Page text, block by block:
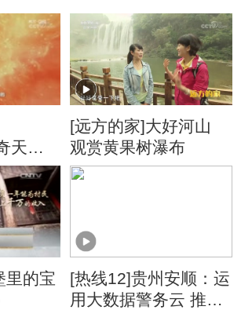
下·
[远方的家]大好河山
观赏黄果树瀑布
里的宝
[热线12]贵州安顺：运
用大数据警务云 推动